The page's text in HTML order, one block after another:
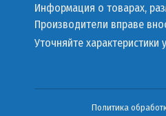
Информация о товарах,
Производители вправе
Уточняйте
Политика